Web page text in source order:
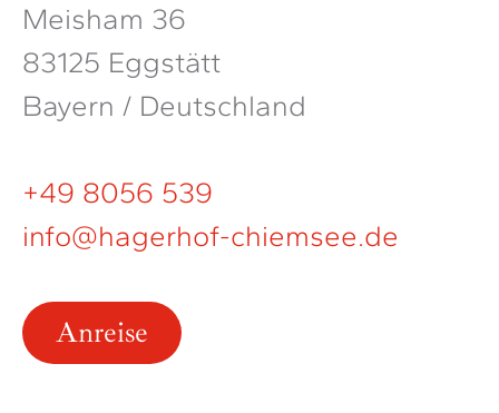
Meisham 36
83125 Eggstätt
Bayern / Deutschland
+49 8056 539
info@hagerhof-chiemsee.de
Anreise